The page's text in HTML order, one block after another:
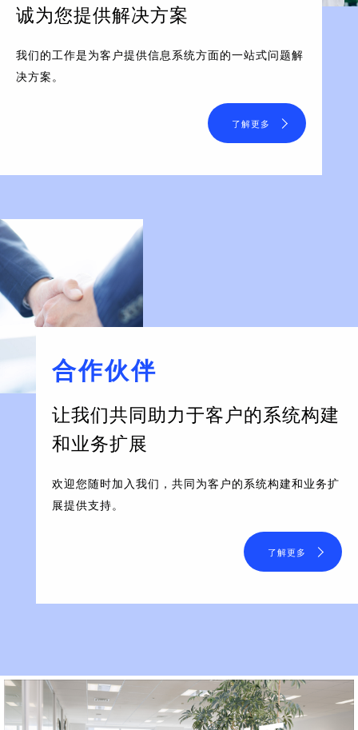
诚为您提供解决方案
我们的工作是为客户提供信息系统方面的一站式问题解
决方案。
了解更多
合作伙伴
让我们共同助力于客户的系统构建
和业务扩展
欢迎您随时加入我们，共同为客户的系统构建和业务扩
展提供支持。
了解更多